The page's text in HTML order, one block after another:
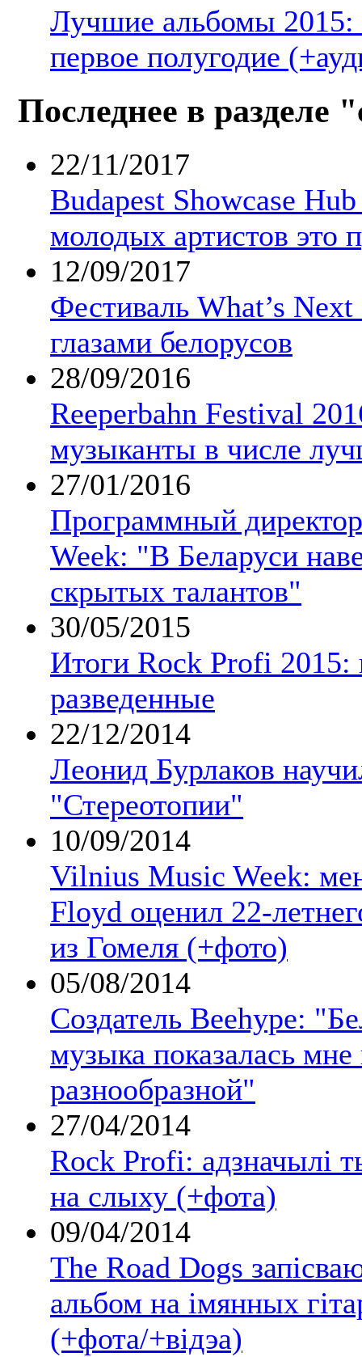
Лучшие альбомы 2015:
первое полугодие
Последнее в разделе
22/11/2017
Budapest Showcase
молодых артистов это
12/09/2017
Фестиваль What’s
глазами белорусов
28/09/2016
Reeperbahn Festival
музыканты в числе
27/01/2016
Программный
Week: "В Беларуси
скрытых талантов"
30/05/2015
Итоги Rock Profi 2015:
разведенные
22/12/2014
Леонид Бурлаков
"Стереотопии"
10/09/2014
Vilnius Music Week:
Floyd оценил 22-
из Гомеля (+фото)
05/08/2014
Создатель Beehype:
музыка показалась мне
разнообразной"
27/04/2014
Rock Profі: адзначылі
на слыху (+фота)
09/04/2014
The Road Dogs
альбом на імянных
(+фота/+відэа)